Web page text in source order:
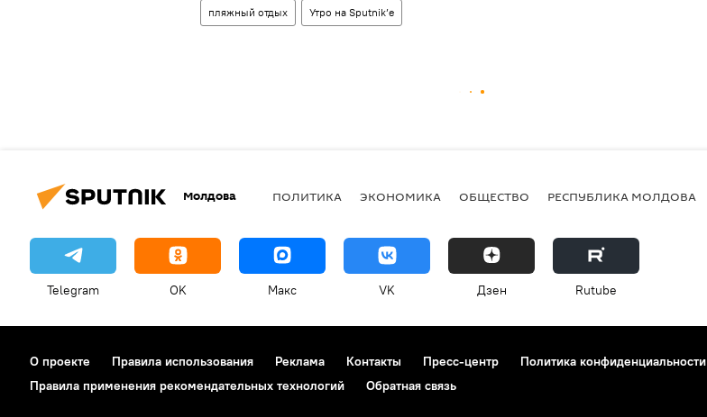
пляжный отдых Утро на Sputnik’e
Молдова ПОЛИТИКА ЭКОНОМИКА ОБЩЕСТВО РЕСПУБЛИКА МОЛДОВА
Telegram OK Макс VK Дзен Rutube
О проекте Правила использования Реклама Контакты Пресс-центр Политика конфиденциальности
Правила применения рекомендательных технологий
Обратная связь